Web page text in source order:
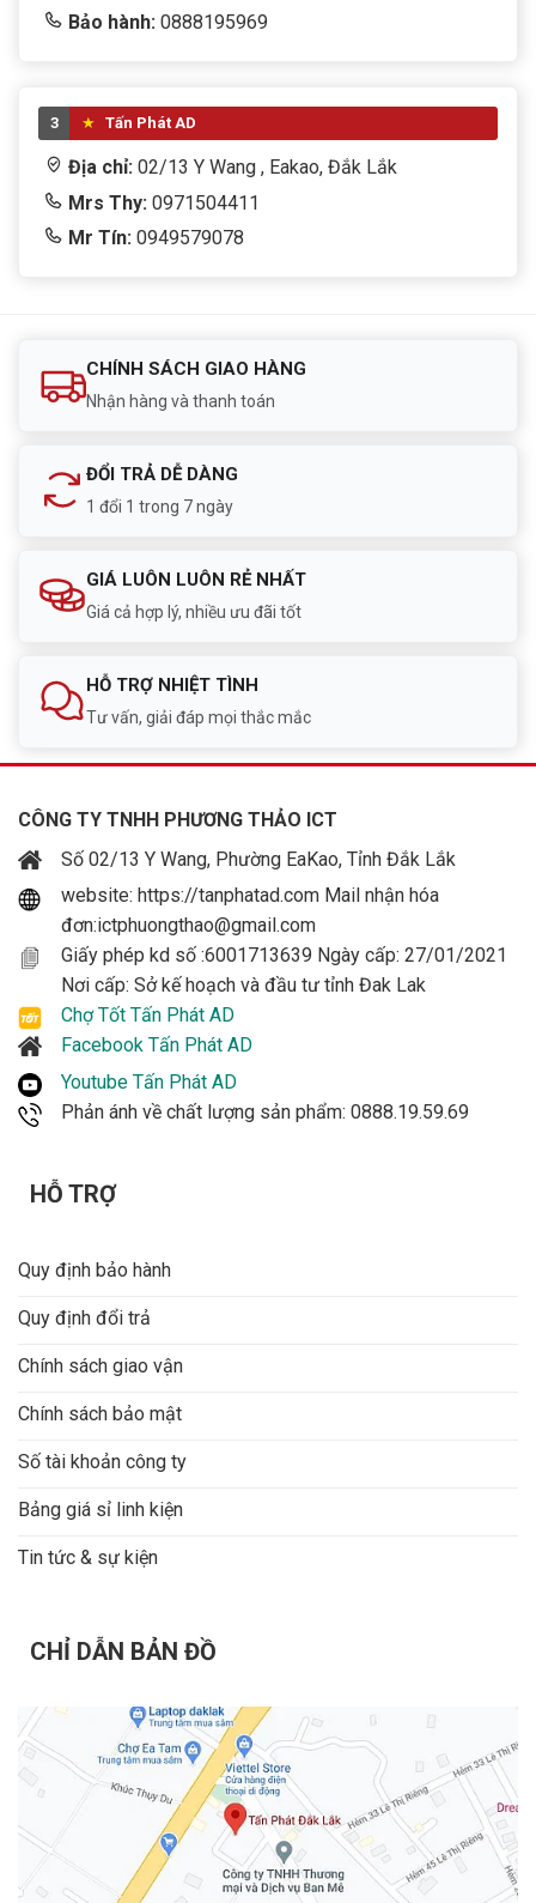
Bảo hành: 0888195969
3 Tấn Phát AD
Địa chỉ: 02/13 Y Wang , Eakao, Đắk Lắk
Mrs Thy: 0971504411
Mr Tín: 0949579078
CHÍNH SÁCH GIAO HÀNG
Nhận hàng và thanh toán
ĐỔI TRẢ DỄ DÀNG
1 đổi 1 trong 7 ngày
GIÁ LUÔN LUÔN RẺ NHẤT
Giá cả hợp lý, nhiều ưu đãi tốt
HỖ TRỢ NHIỆT TÌNH
Tư vấn, giải đáp mọi thắc mắc
CÔNG TY TNHH PHƯƠNG THẢO ICT
Số 02/13 Y Wang, Phường EaKao, Tỉnh Đắk Lắk
website: https://tanphatad.com Mail nhận hóa
đơn:ictphuongthao@gmail.com
Giấy phép kd số :6001713639 Ngày cấp: 27/01/2021
Nơi cấp: Sở kế hoạch và đầu tư tỉnh Đak Lak
Chợ Tốt Tấn Phát AD
Facebook Tấn Phát AD
Youtube Tấn Phát AD
Phản ánh về chất lượng sản phẩm: 0888.19.59.69
HỖ TRỢ
Quy định bảo hành
Quy định đổi trả
Chính sách giao vận
Chính sách bảo mật
Số tài khoản công ty
Bảng giá sỉ linh kiện
Tin tức & sự kiện
CHỈ DẪN BẢN ĐỒ